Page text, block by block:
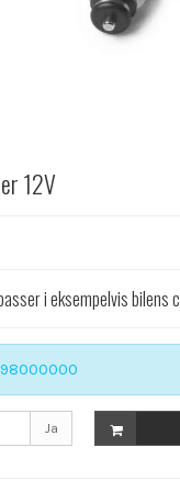
12V
i eksempelvis bilens
Ja